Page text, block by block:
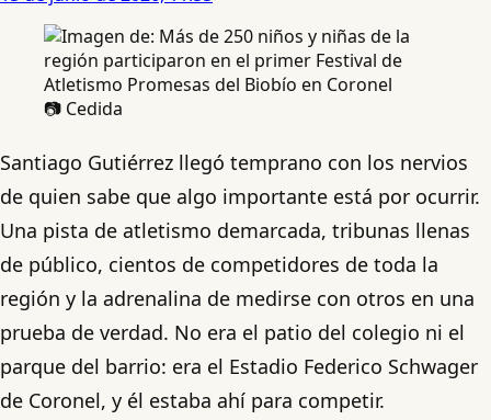
📷 Cedida
Santiago Gutiérrez llegó temprano con los nervios
de quien sabe que algo importante está por ocurrir.
Una pista de atletismo demarcada, tribunas llenas
de público, cientos de competidores de toda la
región y la adrenalina de medirse con otros en una
prueba de verdad. No era el patio del colegio ni el
parque del barrio: era el Estadio Federico Schwager
de Coronel, y él estaba ahí para competir.